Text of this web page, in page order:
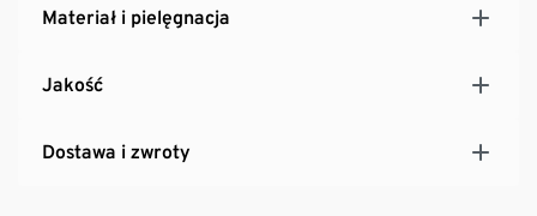
Materiał i pielęgnacja
Jakość
Dostawa i zwroty